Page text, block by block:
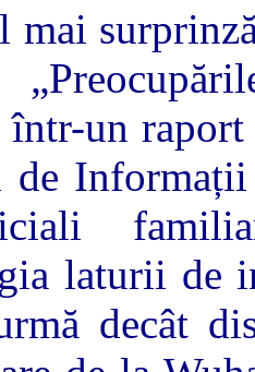
mai
într-un
de
laturii de
decât